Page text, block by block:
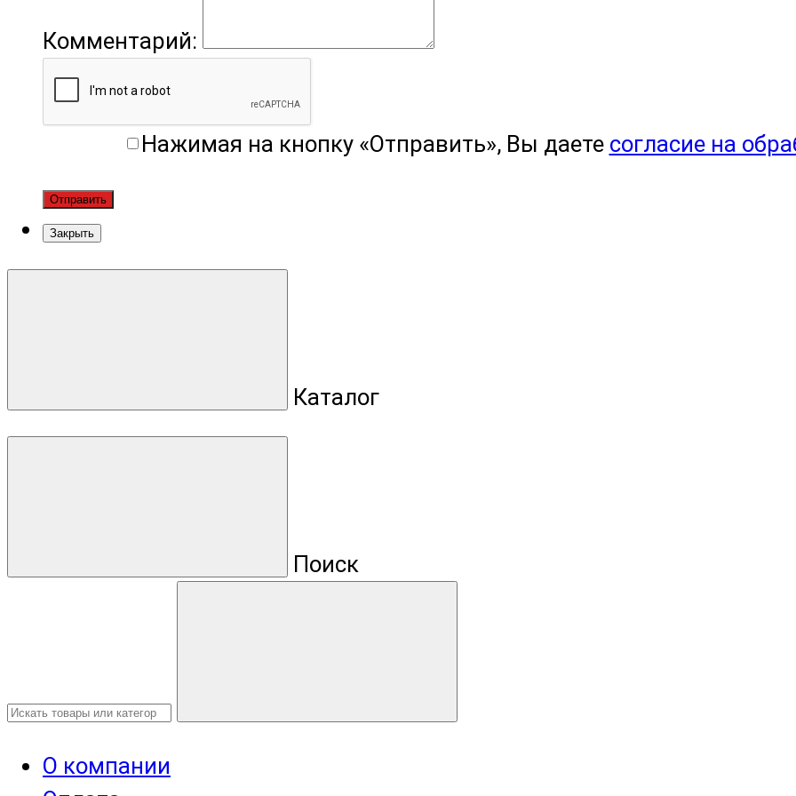
Комментарий:
Нажимая на кнопку «Отправить», Вы даете согласие на
Отправить
Закрыть
Каталог
Поиск
О компании